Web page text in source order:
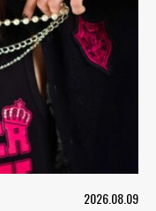
2026.08.09